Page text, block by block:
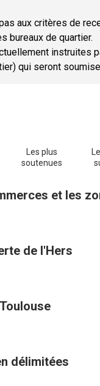
aux critères de
bureaux de quartier.
instruites
qui seront
Les plus
soutenues
et les
de l'Hers
délimitées